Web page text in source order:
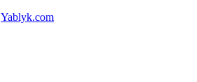
Yablyk.сom